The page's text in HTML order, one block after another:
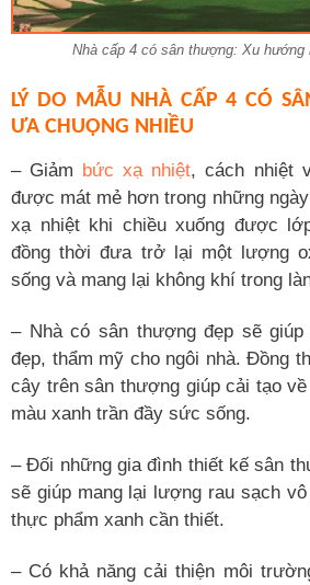
Nhà cấp 4 có sân thượng: Xu hướng
LÝ DO MẪU NHÀ CẤP 4 CÓ
ƯA CHUỘNG NHIỀU
– Giảm bức xạ nhiệt, cách nhiệt
được mát mẻ hơn trong những
xạ nhiệt khi chiều xuống được
đồng thời đưa trở lại một lượng
sống và mang lại không khí trong
– Nhà có sân thượng đẹp sẽ giúp
đẹp, thẩm mỹ cho ngôi nhà. Đồng
cây trên sân thượng giúp cải tạo
màu xanh trần đầy sức sống.
– Đối những gia đình thiết kế sân
sẽ giúp mang lại lượng rau sạch
thực phẩm xanh cần thiết.
– Có khả năng cải thiện môi